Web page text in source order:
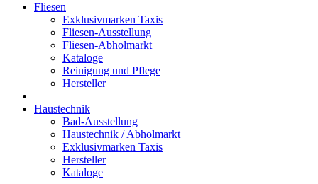
Fliesen
Exklusivmarken Taxis
Fliesen-Ausstellung
Fliesen-Abholmarkt
Kataloge
Reinigung und Pflege
Hersteller
Haustechnik
Bad-Ausstellung
Haustechnik / Abholmarkt
Exklusivmarken Taxis
Hersteller
Kataloge